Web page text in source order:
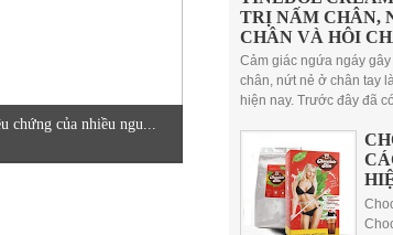
chứng của nhiều ngu...
TRỊ NẤM CHÂN,
CHÂN VÀ HÔI
Cảm giác ngứa ngáy
chân, nứt nẻ ở chân tay
hiện nay. Trước đây đã có